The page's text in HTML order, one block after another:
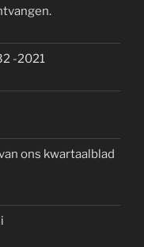
-2021
ons kwartaalblad